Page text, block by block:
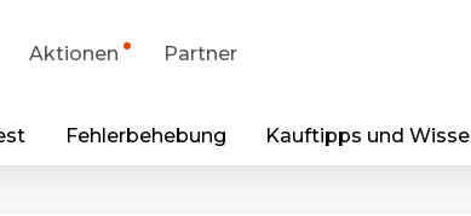
Aktionen Partner
Fehlerbehebung Kauftipps und